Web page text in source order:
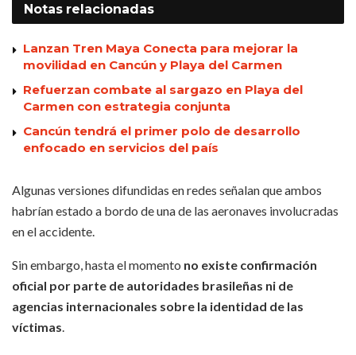
Notas relacionadas
Lanzan Tren Maya Conecta para mejorar la
movilidad en Cancún y Playa del Carmen
Refuerzan combate al sargazo en Playa del
Carmen con estrategia conjunta
Cancún tendrá el primer polo de desarrollo
enfocado en servicios del país
Algunas versiones difundidas en redes señalan que ambos
habrían estado a bordo de una de las aeronaves involucradas
en el accidente.
Sin embargo, hasta el momento no existe confirmación
oficial por parte de autoridades brasileñas ni de
agencias internacionales sobre la identidad de las
víctimas.